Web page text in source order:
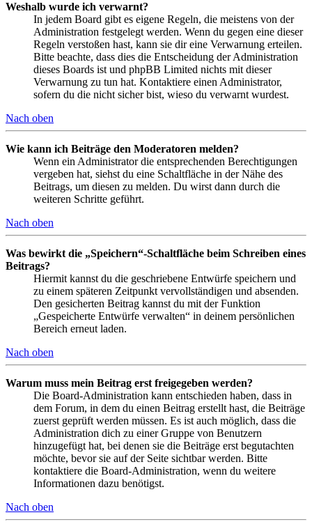
Weshalb wurde ich verwarnt?
In jedem Board gibt es eigene Regeln, die meistens von der
Administration festgelegt werden. Wenn du gegen eine dieser
Regeln verstoßen hast, kann sie dir eine Verwarnung erteilen.
Bitte beachte, dass dies die Entscheidung der Administration
dieses Boards ist und phpBB Limited nichts mit dieser
Verwarnung zu tun hat. Kontaktiere einen Administrator,
sofern du die nicht sicher bist, wieso du verwarnt wurdest.
Nach oben
Wie kann ich Beiträge den Moderatoren melden?
Wenn ein Administrator die entsprechenden Berechtigungen
vergeben hat, siehst du eine Schaltfläche in der Nähe des
Beitrags, um diesen zu melden. Du wirst dann durch die
weiteren Schritte geführt.
Nach oben
Was bewirkt die „Speichern“-Schaltfläche beim Schreiben eines
Beitrags?
Hiermit kannst du die geschriebene Entwürfe speichern und
zu einem späteren Zeitpunkt vervollständigen und absenden.
Den gesicherten Beitrag kannst du mit der Funktion
„Gespeicherte Entwürfe verwalten“ in deinem persönlichen
Bereich erneut laden.
Nach oben
Warum muss mein Beitrag erst freigegeben werden?
Die Board-Administration kann entschieden haben, dass in
dem Forum, in dem du einen Beitrag erstellt hast, die Beiträge
zuerst geprüft werden müssen. Es ist auch möglich, dass die
Administration dich zu einer Gruppe von Benutzern
hinzugefügt hat, bei denen sie die Beiträge erst begutachten
möchte, bevor sie auf der Seite sichtbar werden. Bitte
kontaktiere die Board-Administration, wenn du weitere
Informationen dazu benötigst.
Nach oben